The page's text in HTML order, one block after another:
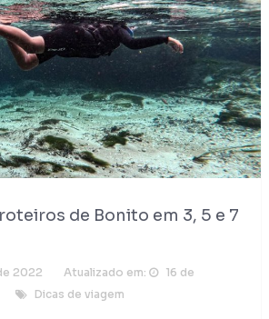
de Bonito em 3, 5 e 7
2022 Atualizado em:
16 de
Dicas de viagem